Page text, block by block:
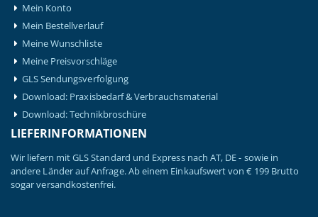
Mein Konto
Mein Bestellverlauf
Meine Wunschliste
Meine Preisvorschläge
GLS Sendungsverfolgung
Download: Praxisbedarf & Verbrauchsmaterial
Download: Technikbroschüre
LIEFERINFORMATIONEN
Wir liefern mit GLS Standard und Express nach AT, DE - sowie in
andere Länder auf Anfrage. Ab einem Einkaufswert von € 199 Brutto
sogar versandkostenfrei.